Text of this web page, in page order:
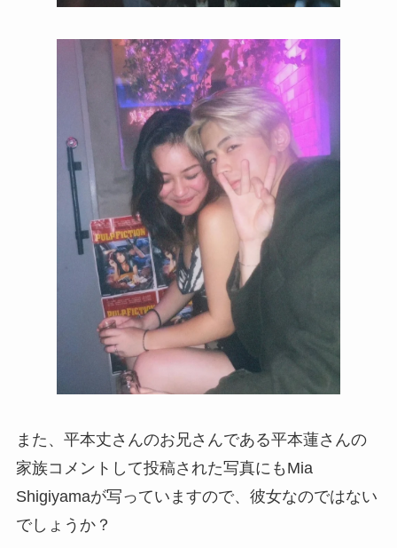
また、平本丈さんのお兄さんである平本蓮さんの
家族コメントして投稿された写真にもMia
Shigiyamaが写っていますので、彼女なのではない
でしょうか？